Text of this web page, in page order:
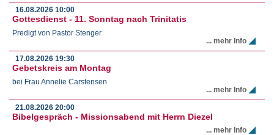
16.08.2026 10:00
Gottesdienst - 11. Sonntag nach Trinitatis
Predigt von Pastor Stenger
... mehr Info
17.08.2026 19:30
Gebetskreis am Montag
bei Frau Annelie Carstensen
... mehr Info
21.08.2026 20:00
Bibelgespräch - Missionsabend mit Herrn Diezel
... mehr Info